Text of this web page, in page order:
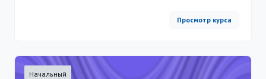
Просмотр курса
Начальный